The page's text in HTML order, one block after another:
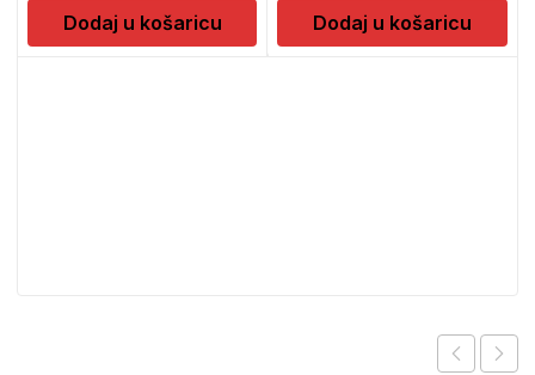
Dodaj u košaricu Dodaj u košaricu